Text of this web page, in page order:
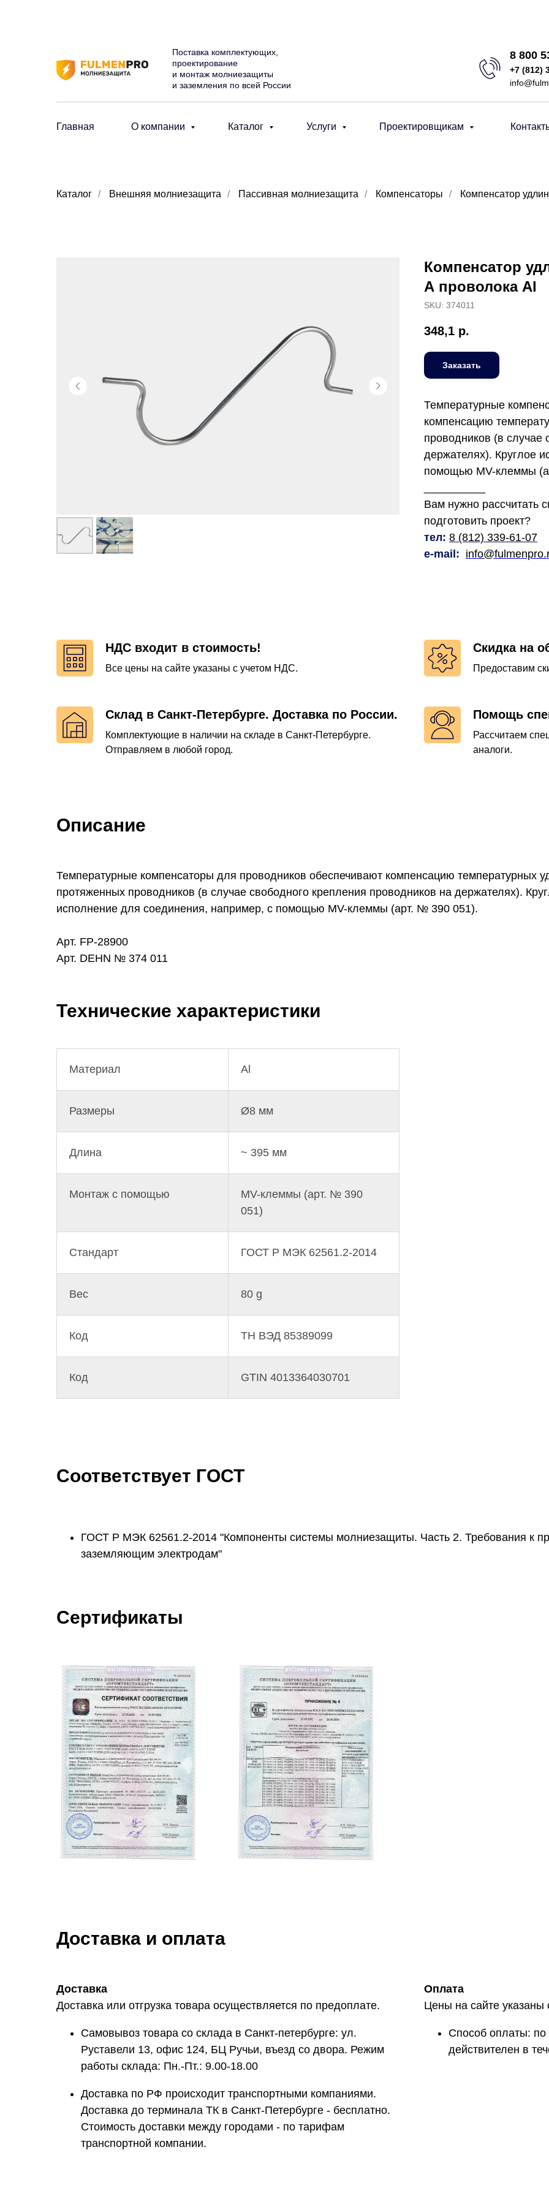
Поставка комплектующих,
проектирование
и монтаж молниезащиты
и заземления по всей России
8 800
+7 (812)
Главная О компании Каталог Услуги Проектировщикам
Каталог / Внешняя молниезащита / Пассивная молниезащита / Компенсаторы / Компенсатор
Компенсатор
А проволока Al
SKU: 374011
348,1 р.
Заказать
Температурные
компенсацию
проводников (в случае
держателях). Круглое
помощью MV-клеммы
Вам нужно рассчитать
подготовить проект?
тел: 8 (812) 339-61-07
e-mail :
НДС входит в стоимость!
Все цены на сайте указаны с учетом НДС.
Скидка на
Предоставим
Склад в Санкт-Петербурге. Доставка по России.
Комплектующие в наличии на складе в Санкт-Петербурге.
Отправляем в любой город.
Помощь
Рассчитаем
аналоги.
Описание
Температурные компенсаторы для проводников обеспечивают компенсацию температурных
протяженных проводников (в случае свободного крепления проводников на держателях).
исполнение для соединения, например, с помощью MV-клеммы (арт. № 390 051).
Арт. FP-28900
Арт. DEHN № 374 011
Технические характеристики
Материал Al
Размеры Ø8 мм
Длина ~ 395 мм
Монтаж с помощью
MV-клеммы (арт. № 390
051)
Стандарт ГОСТ Р МЭК 62561.2-2014
Вес 80 g
Код ТН ВЭД 85389099
Код GTIN 4013364030701
Соответствует ГОСТ
ГОСТ Р МЭК 62561.2-2014 "Компоненты системы молниезащиты. Часть 2. Требования к
заземляющим электродам"
Сертификаты
Доставка и оплата
Доставка
Доставка или отгрузка товара осуществляется по предоплате.
Самовывоз товара со склада в Санкт-петербурге: ул.
Руставели 13, офис 124, БЦ Ручьи, въезд со двора. Режим
работы склада: Пн.-Пт.: 9.00-18.00
Доставка по РФ происходит транспортными компаниями.
Доставка до терминала ТК в Санкт-Петербурге - бесплатно.
Стоимость доставки между городами - по тарифам
транспортной компании.
Оплата
Цены на сайте
Способ оплаты: по
действителен в